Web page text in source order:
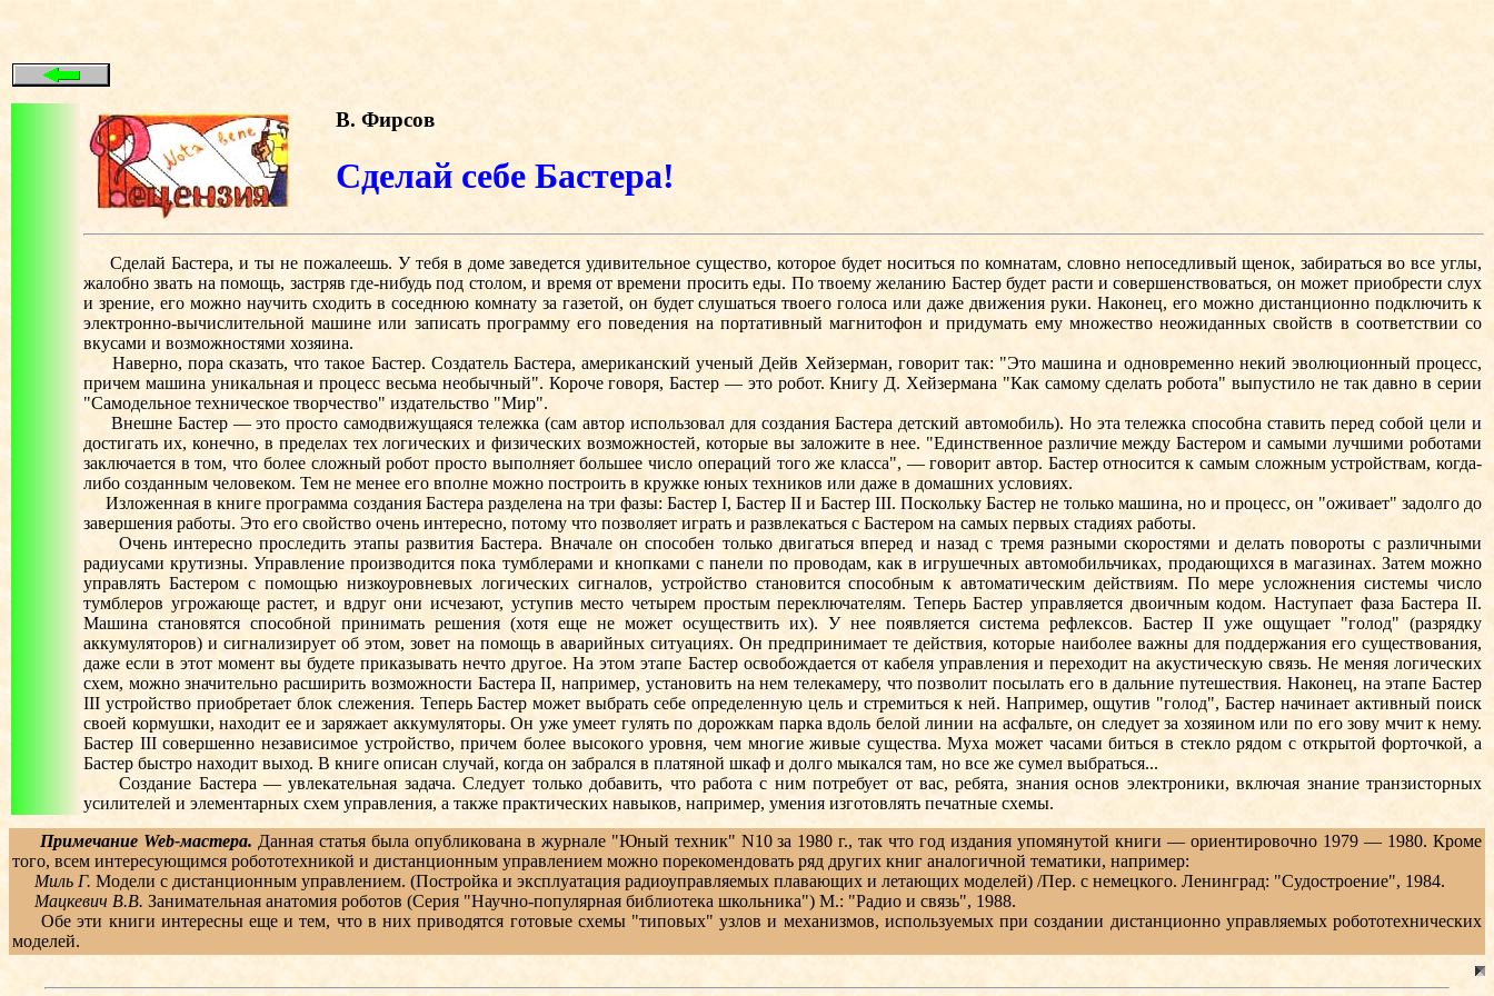
В. Фирсов
Сделай себе Бастера!
Сделай Бастера, и ты не пожалеешь. У тебя в доме заведется удивительное существо, которое будет носиться по комнатам, словно непоседливый щенок, забираться во все углы,
жалобно звать на помощь, застряв где-нибудь под столом, и время от времени просить еды. По твоему желанию Бастер будет расти и совершенствоваться, он может приобрести слух
и зрение, его можно научить сходить в соседнюю комнату за газетой, он будет слушаться твоего голоса или даже движения руки. Наконец, его можно дистанционно подключить к
электронно-вычислительной машине или записать программу его поведения на портативный магнитофон и придумать ему множество неожиданных свойств в соответствии со
вкусами и возможностями хозяина.
Наверно, пора сказать, что такое Бастер. Создатель Бастера, американский ученый Дейв Хейзерман, говорит так: "Это машина и одновременно некий эволюционный процесс,
причем машина уникальная и процесс весьма необычный". Короче говоря, Бастер — это робот. Книгу Д. Хейзермана "Как самому сделать робота" выпустило не так давно в серии
"Самодельное техническое творчество" издательство "Мир".
Внешне Бастер — это просто самодвижущаяся тележка (сам автор использовал для создания Бастера детский автомобиль). Но эта тележка способна ставить перед собой цели и
достигать их, конечно, в пределах тех логических и физических возможностей, которые вы заложите в нее. "Единственное различие между Бастером и самыми лучшими роботами
заключается в том, что более сложный робот просто выполняет большее число операций того же класса", — говорит автор. Бастер относится к самым сложным устройствам, когда-
либо созданным человеком. Тем не менее его вполне можно построить в кружке юных техников или даже в домашних условиях.
Изложенная в книге программа создания Бастера разделена на три фазы: Бастер I, Бастер II и Бастер III. Поскольку Бастер не только машина, но и процесс, он "оживает" задолго до
завершения работы. Это его свойство очень интересно, потому что позволяет играть и развлекаться с Бастером на самых первых стадиях работы.
Очень интересно проследить этапы развития Бастера. Вначале он способен только двигаться вперед и назад с тремя разными скоростями и делать повороты с различными
радиусами крутизны. Управление производится пока тумблерами и кнопками с панели по проводам, как в игрушечных автомобильчиках, продающихся в магазинах. Затем можно
управлять Бастером с помощью низкоуровневых логических сигналов, устройство становится способным к автоматическим действиям. По мере усложнения системы число
тумблеров угрожающе растет, и вдруг они исчезают, уступив место четырем простым переключателям. Теперь Бастер управляется двоичным кодом. Наступает фаза Бастера II.
Машина становятся способной принимать решения (хотя еще не может осуществить их). У нее появляется система рефлексов. Бастер II уже ощущает "голод" (разрядку
аккумуляторов) и сигнализирует об этом, зовет на помощь в аварийных ситуациях. Он предпринимает те действия, которые наиболее важны для поддержания его существования,
даже если в этот момент вы будете приказывать нечто другое. На этом этапе Бастер освобождается от кабеля управления и переходит на акустическую связь. Не меняя логических
схем, можно значительно расширить возможности Бастера II, например, установить на нем телекамеру, что позволит посылать его в дальние путешествия. Наконец, на этапе Бастер
III устройство приобретает блок слежения. Теперь Бастер может выбрать себе определенную цель и стремиться к ней. Например, ощутив "голод", Бастер начинает активный поиск
своей кормушки, находит ее и заряжает аккумуляторы. Он уже умеет гулять по дорожкам парка вдоль белой линии на асфальте, он следует за хозяином или по его зову мчит к нему.
Бастер III совершенно независимое устройство, причем более высокого уровня, чем многие живые существа. Муха может часами биться в стекло рядом с открытой форточкой, а
Бастер быстро находит выход. В книге описан случай, когда он забрался в платяной шкаф и долго мыкался там, но все же сумел выбраться...
Создание Бастера — увлекательная задача. Следует только добавить, что работа с ним потребует от вас, ребята, знания основ электроники, включая знание транзисторных
усилителей и элементарных схем управления, а также практических навыков, например, умения изготовлять печатные схемы.
Примечание Web-мастера. Данная статья была опубликована в журнале "Юный техник" N10 за 1980 г., так что год издания упомянутой книги — ориентировочно 1979 — 1980. Кроме
того, всем интересующимся робототехникой и дистанционным управлением можно порекомендовать ряд других книг аналогичной тематики, например:
Миль Г. Модели с дистанционным управлением. (Постройка и эксплуатация радиоуправляемых плавающих и летающих моделей) /Пер. с немецкого. Ленинград: "Судостроение", 1984.
Мацкевич В.В. Занимательная анатомия роботов (Серия "Научно-популярная библиотека школьника") М.: "Радио и связь", 1988.
Обе эти книги интересны еще и тем, что в них приводятся готовые схемы "типовых" узлов и механизмов, используемых при создании дистанционно управляемых робототехнических
моделей.